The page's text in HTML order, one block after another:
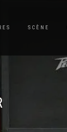
SCÈNE